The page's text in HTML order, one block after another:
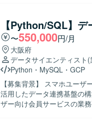
す。 【求める人物像】 データ構造や業務要件を自ら整理しながら、主体的にレポート設計・改
善提案ができる方を求めて
り合わせや仕様確認を丁寧に行ってい
PowerBIを中心としたBI開
れを経験していただけます
スキルを広く高めていくことができます。 【開発環境】
SQLベースのデータベース
【Python/SQL】デ
〜550,000円/月
大阪府
データサイエンティスト (
Python ・ MySQL ・ GCP
【募集背景】 スマホユー
活用したデータ連携基盤の構築を行う
ザー向け会員サービスの業